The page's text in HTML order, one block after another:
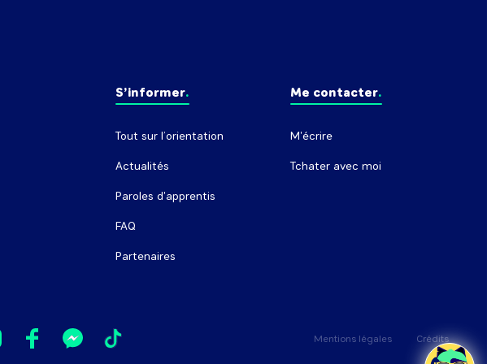
S’informer
Tout sur l’orientation
Actualités
Paroles d'apprentis
FAQ
Partenaires
Me contacter
M'écrire
Tchater avec moi
Mentions légales Crédits